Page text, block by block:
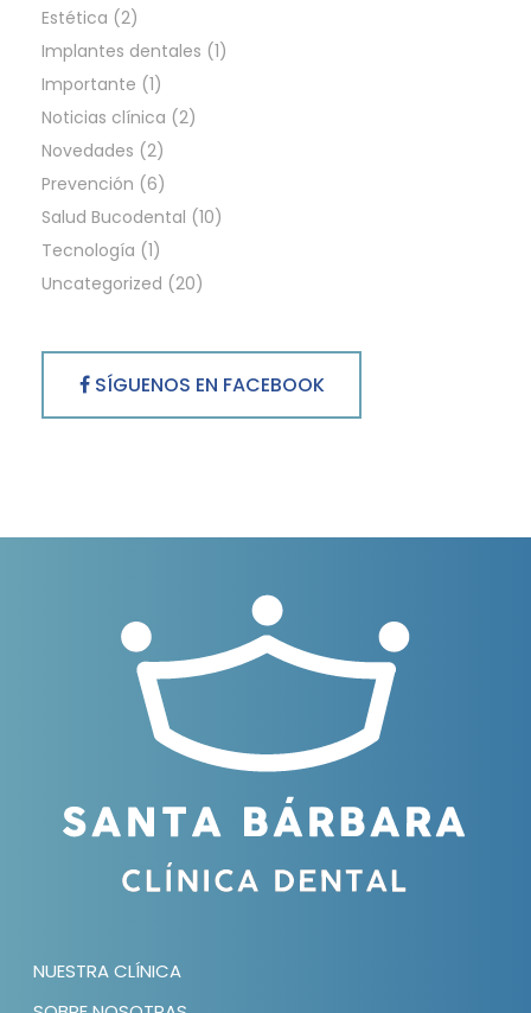
Estética (2)
Implantes dentales (1)
Importante (1)
Noticias clínica (2)
Novedades (2)
Prevención (6)
Salud Bucodental (10)
Tecnología (1)
Uncategorized (20)
SÍGUENOS EN FACEBOOK
NUESTRA CLÍNICA